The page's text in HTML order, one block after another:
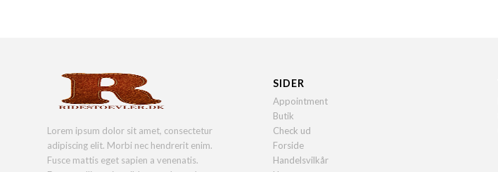
Lorem ipsum dolor sit amet, consectetur
adipiscing elit. Morbi nec hendrerit enim.
Fusce mattis eget sapien a venenatis.
SIDER
Appointment
Butik
Check ud
Forside
Handelsvilkår